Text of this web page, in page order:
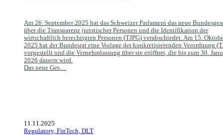
Am 26. September 2025 hat das Schweizer Parlament das neue
über die Transparenz juristischer Personen und die Identifikation der
wirtschaftlich berechtigten Personen (TJPG) verabschiedet. Am 15.
2025 hat der Bundesrat eine Vorlage der konkretisierenden Verordnung (
vorgestellt und die Vernehmlassung über sie eröffnet, die bis zum 30.
2026 dauern wird.
Das neue Ges…
11.11.2025
Regulatory, FinTech, DLT